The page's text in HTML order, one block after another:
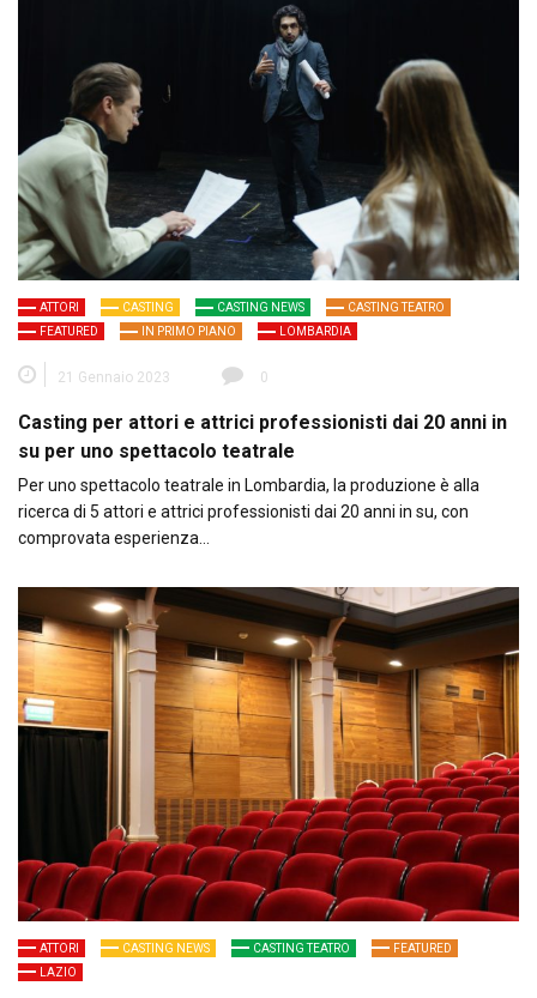
ATTORI CASTING CASTING NEWS
CASTING TEATRO
FEATURED
IN PRIMO PIANO LOMBARDIA
21 Gennaio 2023 0
Casting per attori e attrici professionisti dai 20 anni in
su per uno spettacolo teatrale
Per uno spettacolo teatrale in Lombardia, la produzione è alla
ricerca di 5 attori e attrici professionisti dai 20 anni in su, con
comprovata esperienza…
ATTORI CASTING NEWS CASTING TEATRO
FEATURED
LAZIO